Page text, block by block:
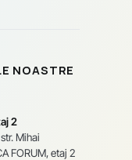
NOASTRE
2
Mihai
FORUM, etaj 2